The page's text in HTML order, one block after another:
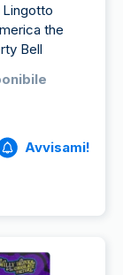
Lingotto
the
Bell
Avvisami!